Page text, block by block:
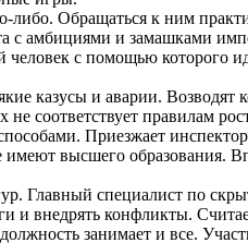
Обращаться к ним
с амбициями и замашками
человек с помощью
казусы и аварии.
соответствует правилам
Приезжает
высшего
Главный специалист по
внедрять конфликты.
занимает и все.